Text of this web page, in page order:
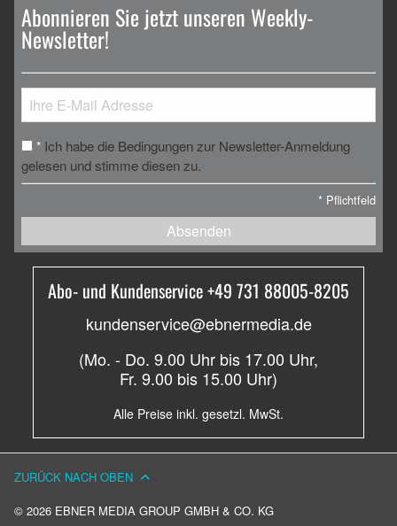
Abonnieren Sie jetzt unseren Weekly-
Newsletter!
* Ich habe die Bedingungen zur Newsletter-Anmeldung
gelesen und stimme diesen zu.
* Pflichtfeld
Absenden
Abo- und Kundenservice +49 731 88005-8205
kundenservice@ebnermedia.de
(Mo. - Do. 9.00 Uhr bis 17.00 Uhr,
Fr. 9.00 bis 15.00 Uhr)
Alle Preise inkl. gesetzl. MwSt.
© 2026 EBNER MEDIA GROUP GMBH & CO. KG
ZURÜCK NACH OBEN